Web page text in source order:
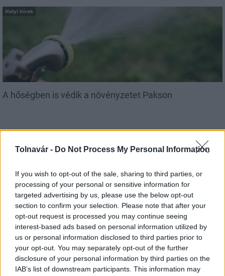
Tolnavár - Do Not Process My Personal Information
If you wish to opt-out of the sale, sharing to third parties, or
processing of your personal or sensitive information for
targeted advertising by us, please use the below opt-out
section to confirm your selection. Please note that after your
opt-out request is processed you may continue seeing
interest-based ads based on personal information utilized by
us or personal information disclosed to third parties prior to
your opt-out. You may separately opt-out of the further
disclosure of your personal information by third parties on the
IAB’s list of downstream participants. This information may
Helyi hírek
A hőségben is védik a növényzetet Pakson
Idén is PajTáska, egy táskányi segítség a paksi
iskolakezdéshez